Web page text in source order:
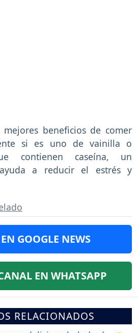
beneficios de comer
si es uno de vainilla o
contienen caseína, un
a reducir el estrés y
GOOGLE NEWS
EN WHATSAPP
RELACIONADOS